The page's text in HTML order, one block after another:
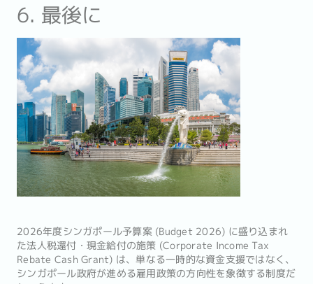
6. 最後に
2026年度シンガポール予算案 (Budget 2026) に盛り込まれ
た法人税還付・現金給付の施策 (Corporate Income Tax
Rebate Cash Grant) は、単なる一時的な資金支援ではなく、
シンガポール政府が進める雇用政策の方向性を象徴する制度だ